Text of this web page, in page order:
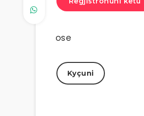
ose
Kyçuni